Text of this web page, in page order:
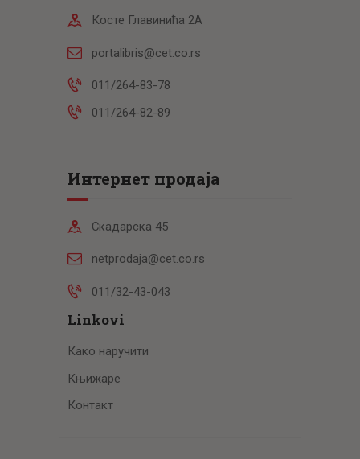
Косте Главинића 2А
portalibris@cet.co.rs
011/264-83-78
011/264-82-89
Интернет продаја
Скадарска 45
netprodaja@cet.co.rs
011/32-43-043
Linkovi
Како наручити
Књижаре
Контакт